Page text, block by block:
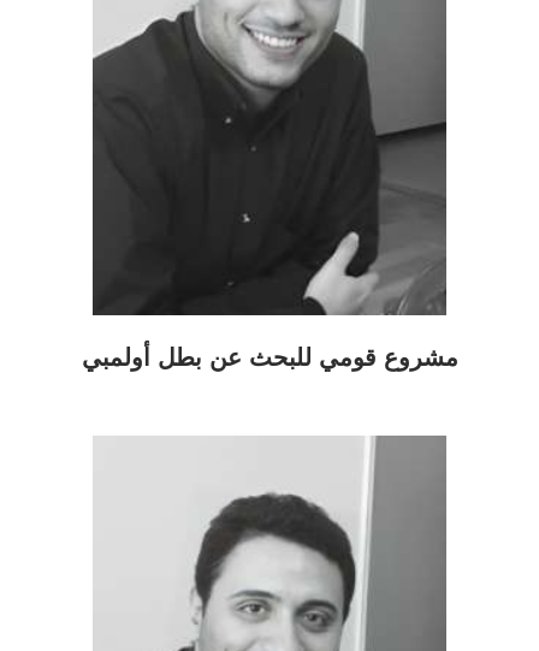
مشروع قومي للبحث عن بطل أولمبي